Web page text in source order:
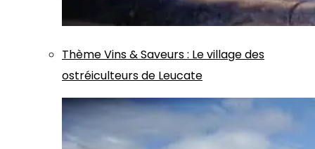
ThèmeVins & Saveurs: Le village des
ostréiculteurs de Leucate